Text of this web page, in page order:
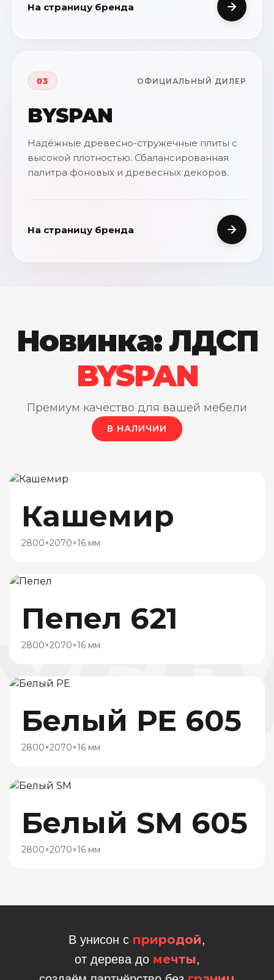
На страницу бренда
03 ОФИЦИАЛЬНЫЙ ДИЛЕР
BYSPAN
Надёжные древесно-стружечные плиты с
высокой плотностью. Сбалансированная
палитра фоновых и древесных декоров.
На страницу бренда
Новинка: ЛДСП
BYSPAN
Премиум качество для вашей мебели
В НАЛИЧИИ
Кашемир
2800×2070×16 мм
Пепел 621
2800×2070×16 мм
Белый РЕ 605
2800×2070×16 мм
Белый SM 605
2800×2070×16 мм
В унисон с природой,
от дерева до мечты,